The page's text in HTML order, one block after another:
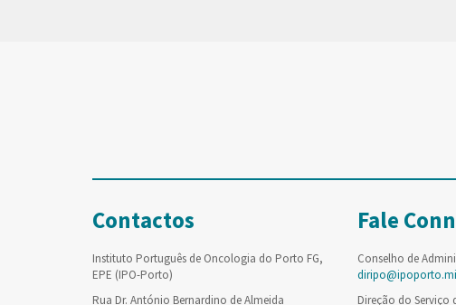
Contactos
Instituto Português de Oncologia do Porto FG,
EPE (IPO-Porto)
Rua Dr. António Bernardino de Almeida
Fale
Conselho de
Direção do Serviço